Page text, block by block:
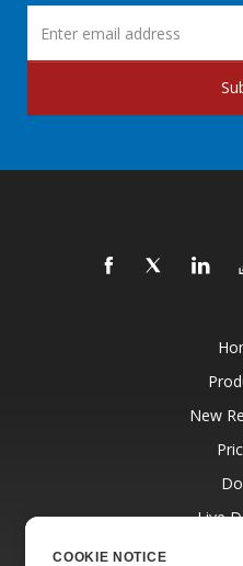
New
Live
COOKIE NOTICE